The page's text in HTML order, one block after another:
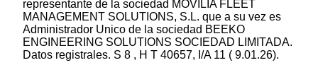
representante de la sociedad MOVILIA FLEET
MANAGEMENT SOLUTIONS, S.L. que a su vez es
Administrador Unico de la sociedad BEEKO
ENGINEERING SOLUTIONS SOCIEDAD LIMITADA.
Datos registrales. S 8 , H T 40657, I/A 11 ( 9.01.26).